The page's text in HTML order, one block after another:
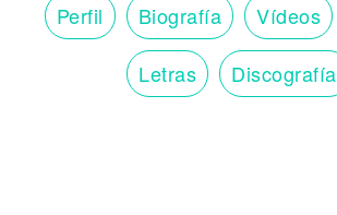
Perfil Biografía Vídeos
Letras Discografía